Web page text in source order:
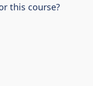
this course?